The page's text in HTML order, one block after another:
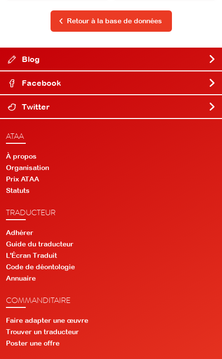
Retour à la base de données
Blog
Facebook
Twitter
ATAA
À propos
Organisation
Prix ATAA
Statuts
TRADUCTEUR
Adhérer
Guide du traducteur
L'Écran Traduit
Code de déontologie
Annuaire
COMMANDITAIRE
Faire adapter une œuvre
Trouver un traducteur
Poster une offre